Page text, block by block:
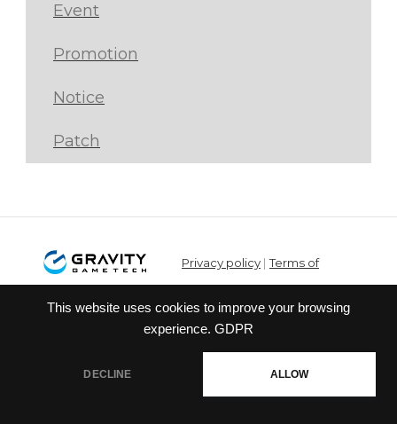
This website uses cookies to improve your browsing
experience. GDPR
DECLINE ALLOW
Event
Promotion
Notice
Patch
Privacy policy |Terms of
service
© Gravity Co.,Ltd. & Lee
Reserved. Published Gravity Game
Tech Co.,Ltd.